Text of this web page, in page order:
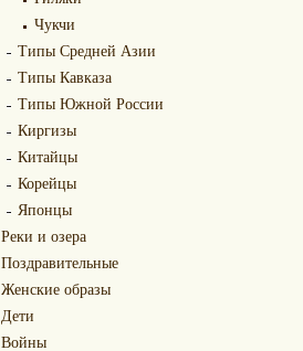
Чукчи
Типы Средней Азии
Типы Кавказа
Типы Южной России
Киргизы
Китайцы
Корейцы
Японцы
Реки и озера
Поздравительные
Женские образы
Дети
Войны